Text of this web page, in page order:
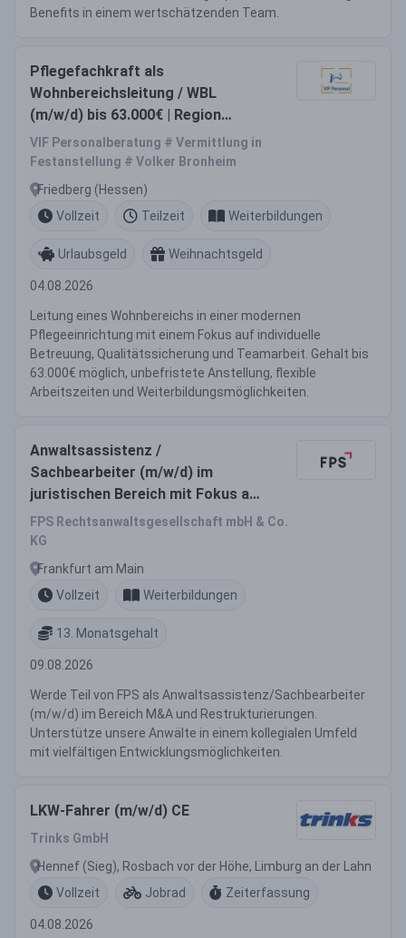
Benefits in einem wertschätzenden Team.
Pflegefachkraft als
Wohnbereichsleitung / WBL
(m/w/d) bis 63.000€ | Region
Friedberg (Hessen)
VIF Personalberatung # Vermittlung in
Festanstellung # Volker Bronheim
Friedberg (Hessen)
Vollzeit
Teilzeit Weiterbildungen
Urlaubsgeld Weihnachtsgeld
04.08.2026
Leitung eines Wohnbereichs in einer modernen
Pflegeeinrichtung mit einem Fokus auf individuelle
Betreuung, Qualitätssicherung und Teamarbeit. Gehalt bis
63.000€ möglich, unbefristete Anstellung, flexible
Arbeitszeiten und Weiterbildungsmöglichkeiten.
Anwaltsassistenz /
Sachbearbeiter (m/w/d) im
juristischen Bereich mit Fokus auf
M&A-Transaktionen und
Restrukturierungen
FPS Rechtsanwaltsgesellschaft mbH & Co.
KG
Frankfurt am Main
Vollzeit
Weiterbildungen
13. Monatsgehalt
09.08.2026
Werde Teil von FPS als Anwaltsassistenz/Sachbearbeiter
(m/w/d) im Bereich M&A und Restrukturierungen.
Unterstütze unsere Anwälte in einem kollegialen Umfeld
mit vielfältigen Entwicklungsmöglichkeiten.
LKW-Fahrer (m/w/d) CE
Trinks GmbH
Hennef (Sieg), Rosbach vor der Höhe, Limburg an der Lahn
Vollzeit
Jobrad Zeiterfassung
04.08.2026